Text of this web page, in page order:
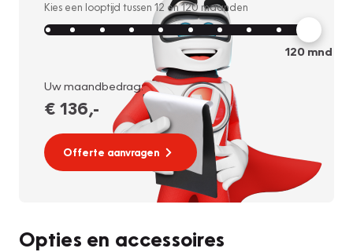
Kies een looptijd tussen 12 en120 maanden
120mnd
Uw maandbedrag:
€ 136,-
Offerte aanvragen
Opties en accessoires